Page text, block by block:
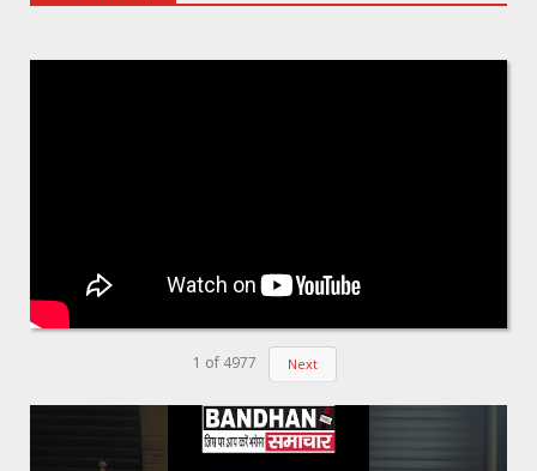
1 of 4977 Next